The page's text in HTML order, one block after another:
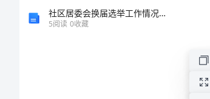
2024
社区居委会换届选举工作情况汇报范文(通用9篇)
5阅读 0收藏